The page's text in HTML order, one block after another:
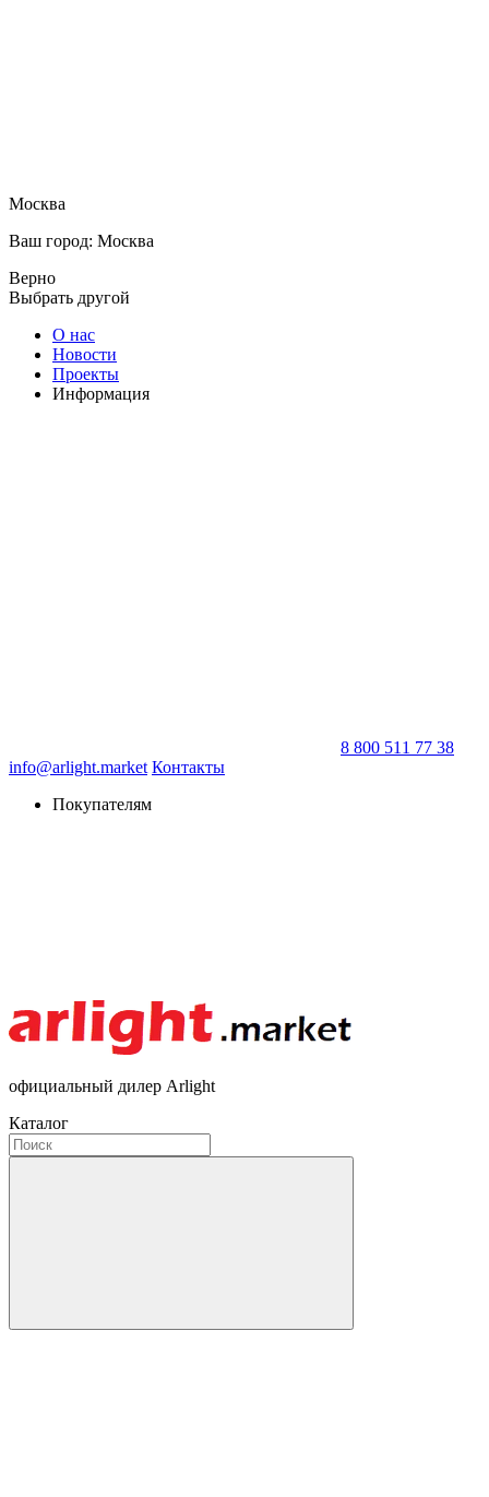
Москва
Ваш город: Москва
Верно
Выбрать другой
О нас
Новости
Проекты
Информация
8 800 511 77 38
info@arlight.market Контакты
Покупателям
официальный дилер Arlight
Каталог